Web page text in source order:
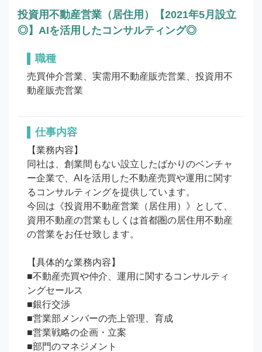
投資用不動産営業（居住用）【2021年5月設立
◎】AIを活用したコンサルティング◎
職種
売買仲介営業、実需用不動産販売営業、投資用不
動産販売営業
仕事内容
【業務内容】
同社は、創業間もない設立したばかりのベンチャ
ー企業で、AIを活用した不動産売買や運用に関す
るコンサルティングを提供しています。
今回は《投資用不動産営業（居住用）》として、
資用不動産の営業もしくは首都圏の居住用不動産
の営業をお任せ致します。
【具体的な業務内容】
■不動産売買や仲介、運用に関するコンサルティ
ングセールス
■銀行交渉
■営業部メンバーの売上管理、育成
■営業戦略の企画・立案
■部門のマネジメント